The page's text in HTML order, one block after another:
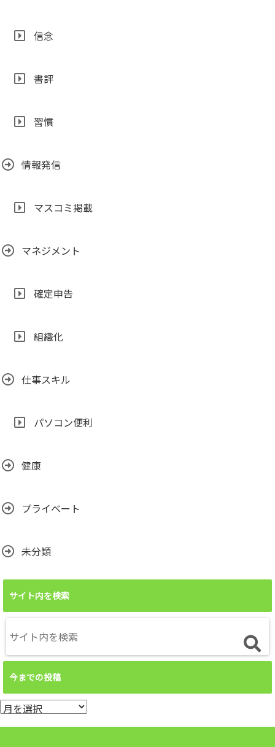
信念
書評
習慣
情報発信
マスコミ掲載
マネジメント
確定申告
組織化
仕事スキル
パソコン便利
健康
プライベート
未分類
サイト内を検索
今までの投稿
今